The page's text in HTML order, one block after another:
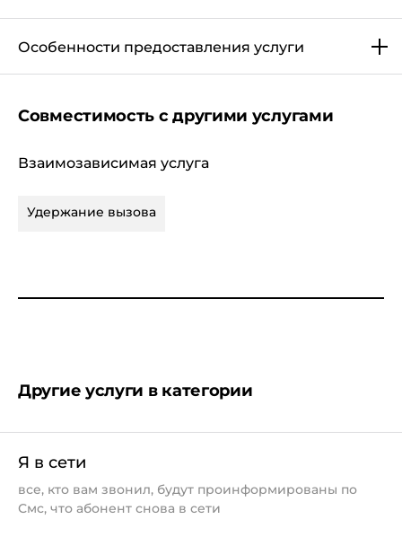
Особенности предоставления услуги
Совместимость с другими услугами
Взаимозависимая услуга
Удержание вызова
Другие услуги в категории
Я в сети
все, кто вам звонил, будут проинформированы по
Смс, что абонент снова в сети